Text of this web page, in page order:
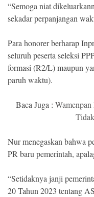
“Semoga niat
sekadar perpanjangan
Para honorer berharap
seluruh peserta seleksi
formasi (R2/L) maupun
paruh waktu).
Baca Juga :
Nur menegaskan bahwa
PR baru pemerintah,
“Setidaknya janji
20 Tahun 2023 tentang